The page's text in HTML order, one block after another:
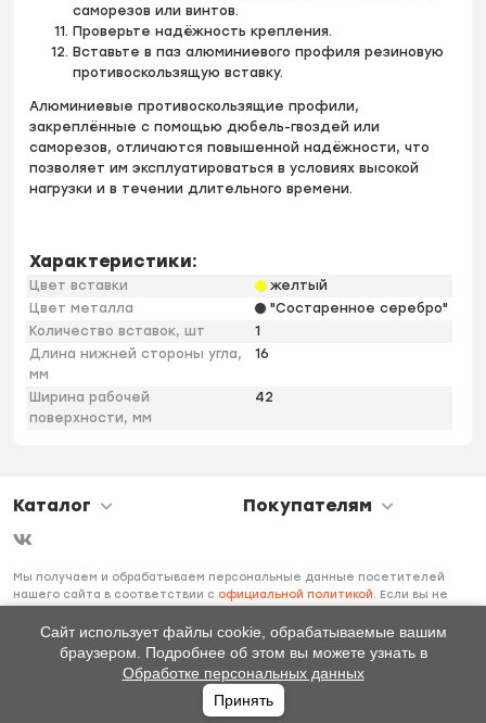
Избранное
саморезов или винтов.
Проверьте надёжность крепления.
Вставьте в паз алюминиевого профиля резиновую
противоскользящую вставку.
Алюминиевые противоскользящие профили,
закреплённые с помощью дюбель-гвоздей или
саморезов, отличаются повышенной надёжности, что
позволяет им эксплуатироваться в условиях высокой
нагрузки и в течении длительного времени.
Характеристики:
Цвет вставки
желтый
Цвет металла
"Состаренное серебро"
Количество вставок, шт
1
Длина нижней стороны угла,
мм
16
Ширина рабочей
поверхности, мм
42
Каталог Покупателям
Мы получаем и обрабатываем персональные данные посетителей
нашего сайта в соответствии с официальной политикой. Если вы не
необходимо покинуть наш сайт.
Сайт использует файлы cookie, обрабатываемые вашим
браузером. Подробнее об этом вы можете узнать в
Обработке персональных данных
Принять